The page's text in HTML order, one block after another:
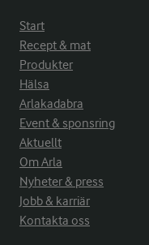
Start
Recept & mat
Produkter
Hälsa
Arlakadabra
Event & sponsring
Aktuellt
Om Arla
Nyheter & press
Jobb & karriär
Kontakta oss